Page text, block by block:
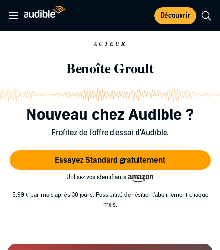
Découvrir
AUTEUR
Benoîte Groult
Nouveau chez Audible ?
Profitez de l'offre d'essai d'Audible.
Essayez Standard gratuitement
Utilisez vos identifiants
5,99 € par mois après 30 jours. Possibilité de résilier l'abonnement chaque
mois.